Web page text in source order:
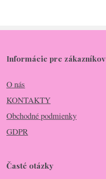
Informácie pre zákazníkov
O nás
KONTAKTY
Obchodné podmienky
GDPR
Časté otázky